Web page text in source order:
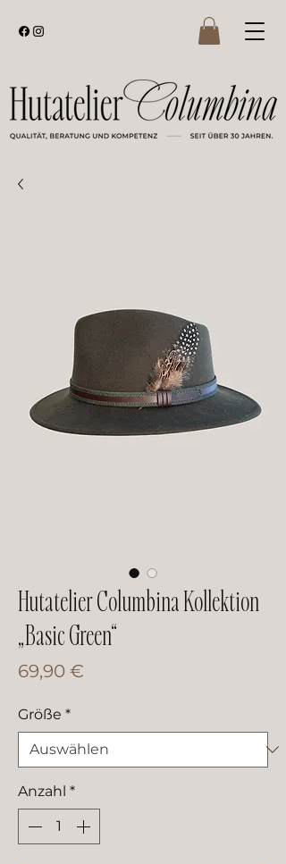
Hutatelier Columbina Kollektion
„Basic Green“
69,90 €
Größe *
Anzahl *